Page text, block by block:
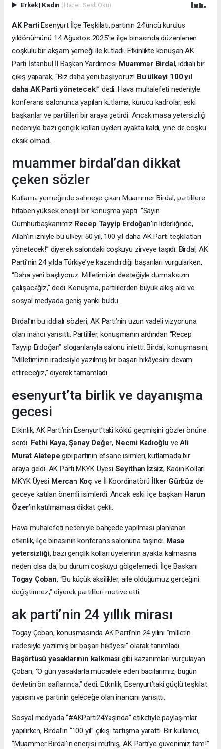
Erkek| Kadın (Haberi Sesli Oku)
AK PartiEsenyurt İlçe Teşkilatı, partinin 24’üncü kuruluş
yıldönümünü 14 Ağustos 2025’te ilçe binasında düzenlenen
coşkulu bir akşam yemeği ile kutladı. Etkinlikte konuşan AK
Parti İstanbul İl Başkan Yardımcısı Muammer Birdal, iddialı bir
çıkış yaparak, “Biz daha yeni başlıyoruz! Bu ülkeyi 100 yıl
daha AK Parti yönetecek!” dedi. Hava muhalefeti nedeniyle
konferans salonunda yapılan kutlama, kurucu kadrolar, eski
başkanlar ve partilileri bir araya getirdi. Ancak masa yetersizliği
nedeniyle bazı gençlik kolları üyeleri ayakta kaldı, yine de coşku
eksik olmadı.
muammer birdal’dan dikkat
çeken sözler
Kutlama yemeğinde sahneye çıkan Muammer Birdal, partililere
hitaben yüksek enerjili bir konuşma yaptı. “Sayın
Cumhurbaşkanımız Recep Tayyip Erdoğan’ın liderliğinde,
Allah’ın izniyle bu ülkeyi 50 yıl, 100 yıl daha AK Parti teşkilatları
yönetecek!” diyerek salondaki coşkuyu zirveye taşıdı. Birdal, AK
Parti’nin 24 yılda Türkiye’ye kazandırdığı başarıları vurgularken,
“Daha yeni başlıyoruz. Milletimizin desteğiyle durmaksızın
çalışacağız,” dedi. Konuşma, partililerden büyük alkış aldı ve
sosyal medyada geniş yankı buldu.
Birdal’ın bu iddialı sözleri, AK Parti’nin uzun vadeli vizyonuna
olan inancı yansıttı. Partililer, konuşmanın ardından “Recep
Tayyip Erdoğan” sloganlarıyla salonu inletti. Birdal, konuşmasını,
“Milletimizin iradesiyle yazılmış bir başarı hikâyesini devam
ettireceğiz,” diyerek tamamladı.
esenyurt’ta birlik ve dayanışma
gecesi
Etkinlik, AK Parti’nin Esenyurt’taki köklü geçmişini gözler önüne
serdi. Fethi Kaya,Şenay Değer, Necmi Kadıoğlu veAli
Murat Alatepe gibi partinin efsane isimleri, kutlamada bir
araya geldi. AK Parti MKYK Üyesi Seyithan İzsiz, Kadın Kolları
MKYK Üyesi Mercan Koç ve İl Koordinatörü İlker Gürbüz de
geceye katılan önemli isimlerdi. Ancak eski ilçe başkanı Harun
Özer’in katılmaması dikkat çekti.
Hava muhalefeti nedeniyle bahçede yapılması planlanan
etkinlik, ilçe binasının konferans salonuna taşındı. Masa
yetersizliği, bazı gençlik kolları üyelerinin ayakta kalmasına
neden olsa da, bu durum coşkuyu gölgelemedi. İlçe Başkanı
Togay Çoban, “Bu küçük aksilikler, aile olduğumuz gerçeğini
değiştirmez,” diyerek partilileri motive etti.
ak parti’nin 24 yıllık mirası
Togay Çoban, konuşmasında AK Parti’nin 24 yılını “milletin
iradesiyle yazılmış bir başarı hikâyesi” olarak tanımladı.
Başörtüsü yasaklarının kalkması gibi kazanımları vurgulayan
Çoban, “O gün yasaklarla mücadele eden bacılarımız, bugün
devletin ön saflarında,” dedi. Etkinlik, Esenyurt’taki güçlü teşkilat
yapısını ve partinin geleceğe olan inancını yansıttı.
Sosyal medyada “#AKParti24Yaşında” etiketiyle paylaşımlar
yapılırken, Birdal’ın “100 yıl” çıkışı tartışma yarattı. Bir kullanıcı,
“Muammer Birdal’ın enerjisi müthiş, AK Parti’ye güvenimiz tam!”